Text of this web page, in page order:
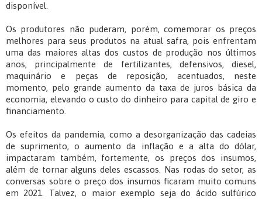
disponível.
Os produtores não puderam, porém, comemorar os preços
melhores para seus produtos na atual safra, pois enfrentam
uma das maiores altas dos custos de produção nos últimos
anos, principalmente de fertilizantes, defensivos, diesel,
maquinário e peças de reposição, acentuados, neste
momento, pelo grande aumento da taxa de juros básica da
economia, elevando o custo do dinheiro para capital de giro e
financiamento.
Os efeitos da pandemia, como a desorganização das cadeias
de suprimento, o aumento da inflação e a alta do dólar,
impactaram também, fortemente, os preços dos insumos,
além de tornar alguns deles escassos. Nas rodas do setor, as
conversas sobre o preço dos insumos ficaram muito comuns
em 2021. Talvez, o maior exemplo seja do ácido sulfúrico